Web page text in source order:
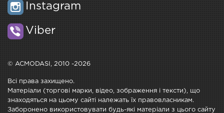
Instagram
Viber
© ACMODASI, 2010 -2026
Всі права захищено.
Матеріали (торгові марки, відео, зображення і тексти), що
знаходяться на цьому сайті належать їх правовласникам.
Заборонено використовувати будь-які матеріали з цього сайту